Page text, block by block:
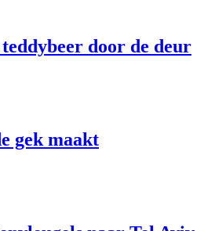
door de deur
gek maakt